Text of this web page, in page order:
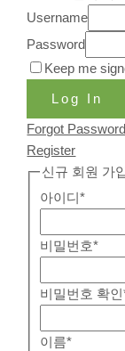
Username
Password
Keep me
Log In
Forgot Password
Register
신규 회원 가
아이디*
비밀번호*
비밀번호 확인
이름*